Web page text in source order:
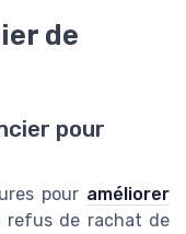
de
pour
pour améliorer
refus de rachat de